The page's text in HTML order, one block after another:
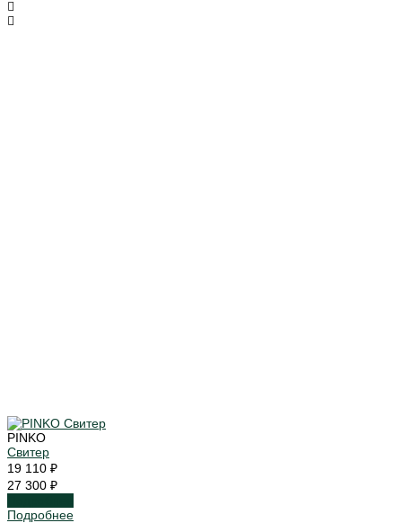
PINKO
Свитер
19 110 ₽
27 300 ₽
Подробнее